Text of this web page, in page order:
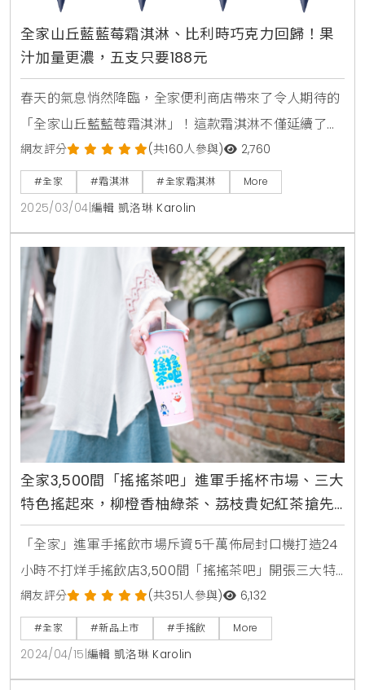
全家山丘藍藍莓霜淇淋、比利時巧克力回歸！果
汁加量更濃，五支只要188元
春天的氣息悄然降臨，全家便利商店帶來了令人期待的
「全家山丘藍藍莓霜淇淋」！這款霜淇淋不僅延續了去
年的熱銷，還在口味上進行了全新升級。全新的山丘藍
藍莓果汁配方，讓每一口都充滿濃郁的果香，酸甜適
中，讓人一試成主顧。從3月5日至3月7日，消費者可
以享受限時優惠，五支只需188元，讓你在春日裡盡情
享受這份美味。此外，還推出綜合口味霜淇淋，特別選
用來自小農的牛奶，讓口感更加滑順，奶香四溢，搭配
新鮮藍莓果汁，
網友評分 (共160人參與) 2,760
#全家 #霜淇淋 #全家霜淇淋 More
2025/03/04 編輯 凱洛琳 Karolin
全家3,500間「搖搖茶吧」進軍手搖杯市場、三大
特色搖起來，柳橙香柚綠茶、荔枝貴妃紅茶搶先
清爽登場
「全家」進軍手搖飲市場斥資5千萬佈局封口機打造24
小時不打烊手搖飲店3,500間「搖搖茶吧」開張三大特
色搖起來：果茶風味、有料口感、手搖樂趣柳橙香柚綠
茶、荔枝貴妃紅茶清爽登場 FamiNow、外送平台新品
享買2送1氣溫攀升，愛喝飲料的手搖族注意！「全家」
變身全台規模最大、24小時不打烊、連鎖手搖飲店！台
網友評分 (共351人參與) 6,132
#全家 #新品上市 #手搖飲 More
2024/04/15 編輯 凱洛琳 Karolin